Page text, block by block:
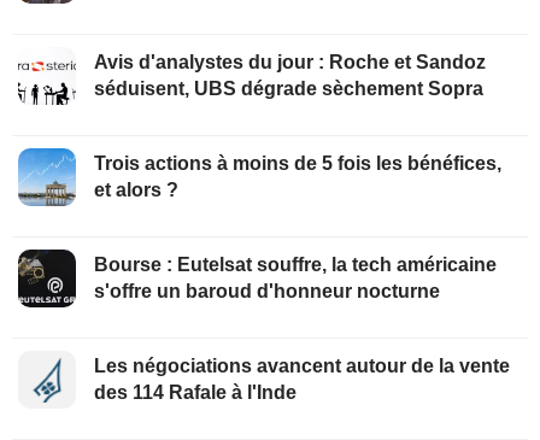
Avis d'analystes du jour : Roche et Sandoz
séduisent, UBS dégrade sèchement Sopra
Trois actions à moins de 5 fois les bénéfices,
et alors ?
Bourse : Eutelsat souffre, la tech américaine
s'offre un baroud d'honneur nocturne
Les négociations avancent autour de la vente
des 114 Rafale à l'Inde